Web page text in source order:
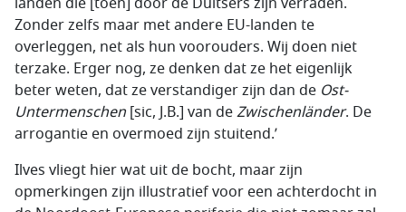
Zonder zelfs maar met andere EU-landen te
overleggen, net als hun voorouders. Wij doen niet
terzake. Erger nog, ze denken dat ze het eigenlijk
beter weten, dat ze verstandiger zijn dan de Ost-
Untermenschen [sic, J.B.] van deZwischenländer. De
arrogantie en overmoed zijn stuitend.’
Ilves vliegt hier wat uit de bocht, maar zijn
opmerkingen zijn illustratief voor een achterdocht in